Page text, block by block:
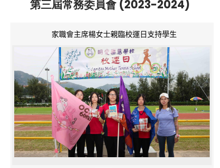
第三屆常務委員會 (2023-2024)
家職會主席楊女士親臨校運日支持學生